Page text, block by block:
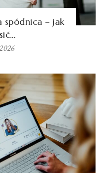
spódnica – jak